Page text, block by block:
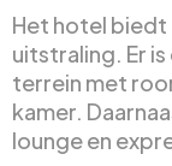
Het hotel biedt
uitstraling. Er
terrein met
kamer.
lounge en